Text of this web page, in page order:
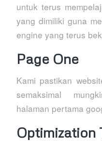
untuk terus
yang dimiliki guna
engine yang terus
Page One
Kami pastikan
semaksimal
halaman pertama
Optimization